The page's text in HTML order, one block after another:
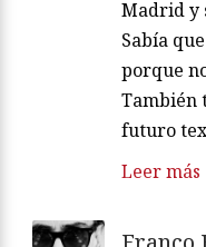
Madrid y
Sabía
porque
También
futuro
Leer más